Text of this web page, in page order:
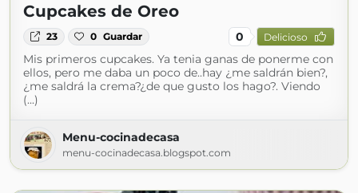
Cupcakes de Oreo
23 0 Guardar 0 Delicioso
Mis primeros cupcakes. Ya tenia ganas de ponerme con
ellos, pero me daba un poco de..hay ¿me saldrán bien?,
¿me saldrá la crema?¿de que gusto los hago?. Viendo
(...)
Menu-cocinadecasa
menu-cocinadecasa.blogspot.com